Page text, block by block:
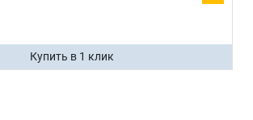
Купить в 1 клик